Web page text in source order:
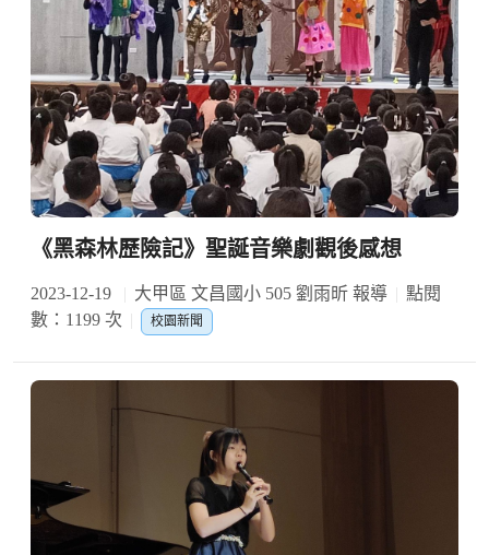
《黑森林歷險記》聖誕音樂劇觀後感想
2023-12-19 大甲區 文昌國小 505 劉雨昕 報導
點閱
數：1199 次
校園新聞